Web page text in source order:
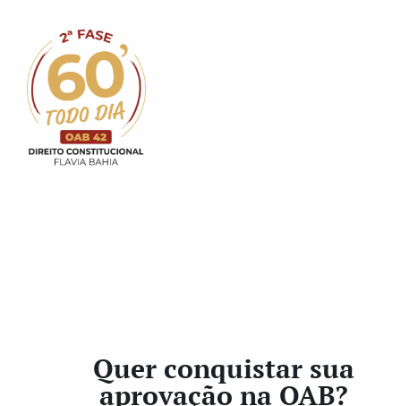
Quer conquistar sua
aprovação na OAB?